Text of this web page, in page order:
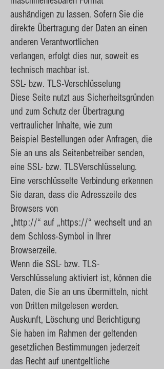
aushändigen zu lassen. Sofern Sie die
direkte Übertragung der Daten an einen
anderen Verantwortlichen
verlangen, erfolgt dies nur, soweit es
technisch machbar ist.
SSL- bzw. TLS-Verschlüsselung
Diese Seite nutzt aus Sicherheitsgründen
und zum Schutz der Übertragung
vertraulicher Inhalte, wie zum
Beispiel Bestellungen oder Anfragen, die
Sie an uns als Seitenbetreiber senden,
eine SSL- bzw. TLSVerschlüsselung.
Eine verschlüsselte Verbindung erkennen
Sie daran, dass die Adresszeile des
Browsers von
„http://“ auf „https://“ wechselt und an
dem Schloss-Symbol in Ihrer
Browserzeile.
Wenn die SSL- bzw. TLS-
Verschlüsselung aktiviert ist, können die
Daten, die Sie an uns übermitteln, nicht
von Dritten mitgelesen werden.
Auskunft, Löschung und Berichtigung
Sie haben im Rahmen der geltenden
gesetzlichen Bestimmungen jederzeit
das Recht auf unentgeltliche